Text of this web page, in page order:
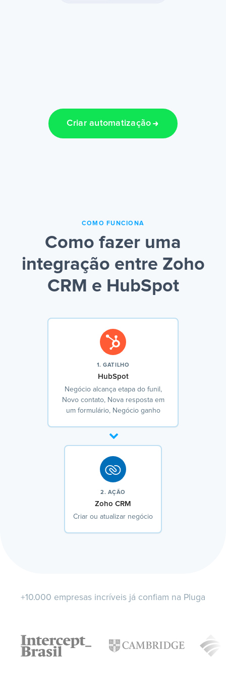
Criar automatização
COMO FUNCIONA
Como fazer uma
integração entre Zoho
CRM e HubSpot
1. GATILHO
HubSpot
Negócio alcança etapa do funil,
Novo contato, Nova resposta em
um formulário, Negócio ganho
2. AÇÃO
Zoho CRM
Criar ou atualizar negócio
+10.000 empresas incríveis já confiam na Pluga